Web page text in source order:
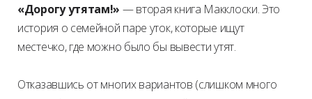
«Дорогу утятам!» — вторая книга Макклоски. Это
история о семейной паре уток, которые ищут
местечко, где можно было бы вывести утят.
Отказавшись от многих вариантов (слишком много